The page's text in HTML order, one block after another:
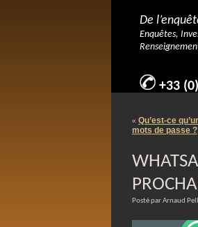
De
Enquêtes,
+33
« Qu’est-ce
mots de passe ?
Posté par Arnaud